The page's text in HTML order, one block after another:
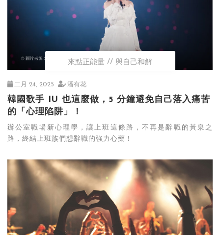
來點正能量 與自己和解
二月 24, 2025 潘有花
韓國歌手 IU 也這麼做，5 分鐘避免自己落入痛苦
的「心理陷阱」！
辦公室職場新心理學，讓上班這條路，不再是辭職的黃泉之
路，終結上班族們想辭職的強力心藥！